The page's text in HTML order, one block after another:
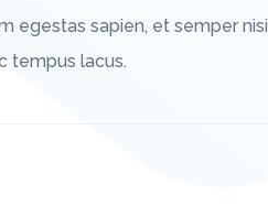
egestas sapien, et semper nisi
tempus lacus.